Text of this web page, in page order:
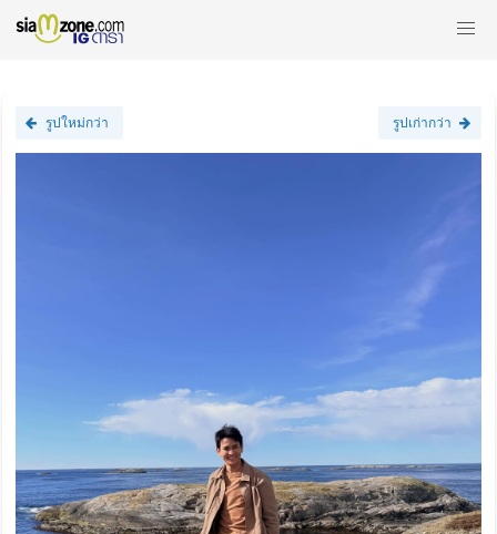
รูปใหม่กว่า รูปเก่ากว่า